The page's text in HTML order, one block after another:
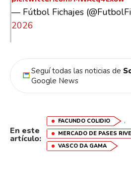
— Fútbol Fichajes
2026
Seguí todas las noticias de
Google News
En este
artículo:
FACUNDO COLIDIO ,
MERCADO DE PASES
VASCO DA GAMA
Flipboard